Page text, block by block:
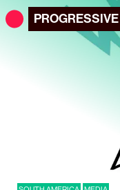
PROGRESSIVE